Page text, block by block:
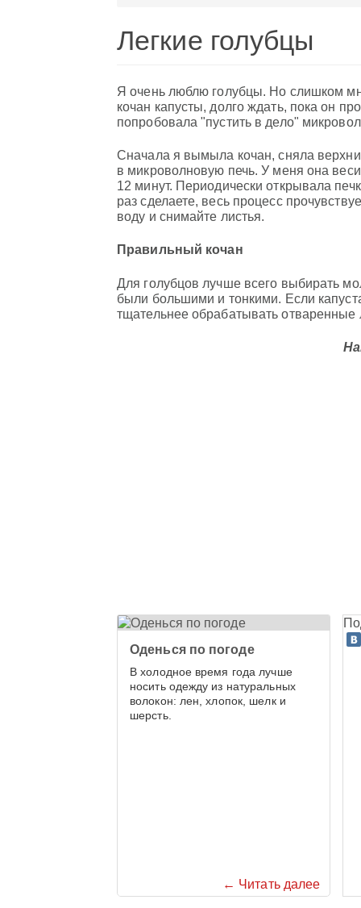
Легкие голубцы
Я очень люблю голубцы. Но слишком
кочан капусты, долго ждать, пока он
попробовала "пустить в дело"
Сначала я вымыла кочан, сняла
в микроволновую печь. У меня она
12 минут. Периодически открывала
раз сделаете, весь процесс
воду и снимайте листья.
Правильный кочан
Для голубцов лучше всего выбирать
были большими и тонкими. Если
тщательнее обрабатывать отваренные
← Читать далее
Оденься по погоде
В холодное время года лучше
носить одежду из натуральных
волокон: лен, хлопок, шелк и
шерсть.